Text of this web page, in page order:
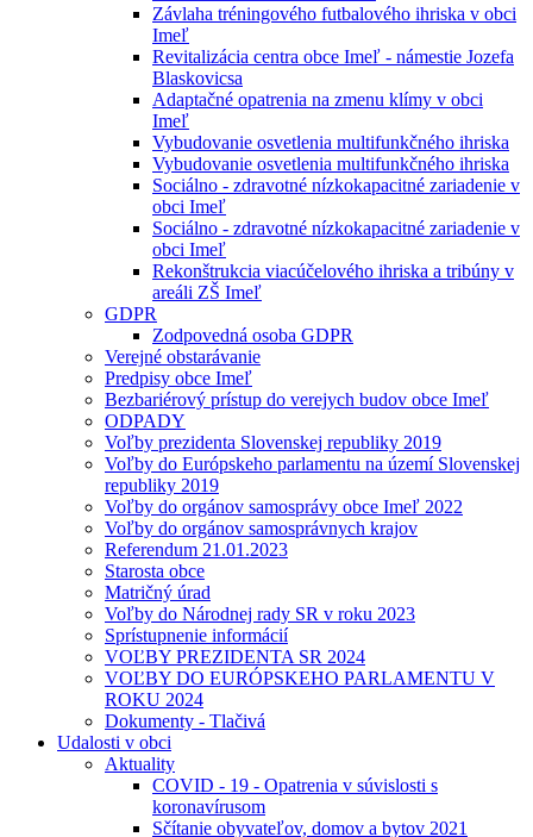
Závlaha tréningového futbalového ihriska v obci
Imeľ
Revitalizácia centra obce Imeľ - námestie Jozefa
Blaskovicsa
Adaptačné opatrenia na zmenu klímy v obci
Imeľ
Vybudovanie osvetlenia multifunkčného ihriska
Vybudovanie osvetlenia multifunkčného ihriska
Sociálno - zdravotné nízkokapacitné zariadenie v
obci Imeľ
Sociálno - zdravotné nízkokapacitné zariadenie v
obci Imeľ
Rekonštrukcia viacúčelového ihriska a tribúny v
areáli ZŠ Imeľ
GDPR
Zodpovedná osoba GDPR
Verejné obstarávanie
Predpisy obce Imeľ
Bezbariérový prístup do verejych budov obce Imeľ
ODPADY
Voľby prezidenta Slovenskej republiky 2019
Voľby do Európskeho parlamentu na území Slovenskej
republiky 2019
Voľby do orgánov samosprávy obce Imeľ 2022
Voľby do orgánov samosprávnych krajov
Referendum 21.01.2023
Starosta obce
Matričný úrad
Voľby do Národnej rady SR v roku 2023
Sprístupnenie informácií
VOĽBY PREZIDENTA SR 2024
VOĽBY DO EURÓPSKEHO PARLAMENTU V
ROKU 2024
Dokumenty - Tlačivá
Udalosti v obci
Aktuality
COVID - 19 - Opatrenia v súvislosti s
koronavírusom
Sčítanie obyvateľov, domov a bytov 2021